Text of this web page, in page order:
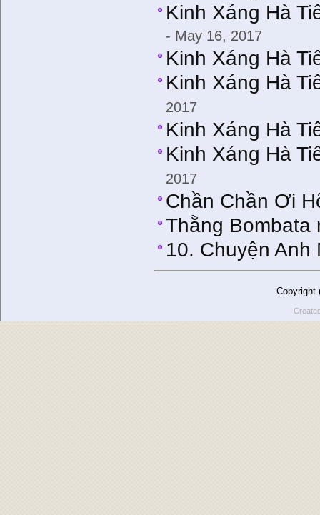
Kinh Xáng Hà
- May 16, 2017
Kinh Xáng Hà
Kinh Xáng Hà
2017
Kinh Xáng Hà
Kinh Xáng Hà
2017
Chần Chần Ơi
Thằng Bombata
10. Chuyện Anh
Copyright